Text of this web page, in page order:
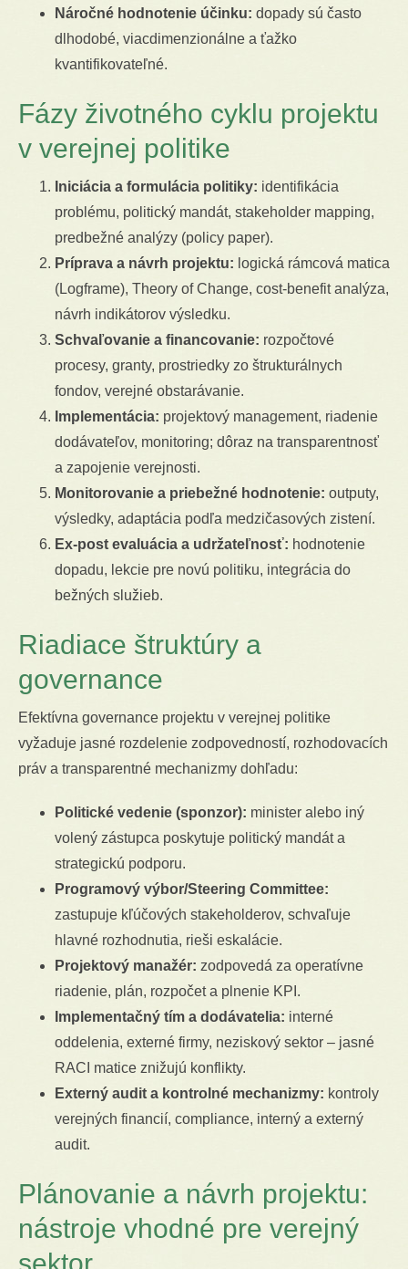
Náročné hodnotenie účinku: dopady sú často
dlhodobé, viacdimenzionálne a ťažko
kvantifikovateľné.
Fázy životného cyklu projektu
v verejnej politike
Iniciácia a formulácia politiky: identifikácia
problému, politický mandát, stakeholder mapping,
predbežné analýzy (policy paper).
Príprava a návrh projektu: logická rámcová matica
(Logframe), Theory of Change, cost-benefit analýza,
návrh indikátorov výsledku.
Schvaľovanie a financovanie: rozpočtové
procesy, granty, prostriedky zo štrukturálnych
fondov, verejné obstarávanie.
Implementácia: projektový management, riadenie
dodávateľov, monitoring; dôraz na transparentnosť
a zapojenie verejnosti.
Monitorovanie a priebežné hodnotenie: outputy,
výsledky, adaptácia podľa medzičasových zistení.
Ex-post evaluácia a udržateľnosť: hodnotenie
dopadu, lekcie pre novú politiku, integrácia do
bežných služieb.
Riadiace štruktúry a
governance
Efektívna governance projektu v verejnej politike
vyžaduje jasné rozdelenie zodpovedností, rozhodovacích
práv a transparentné mechanizmy dohľadu:
Politické vedenie (sponzor): minister alebo iný
volený zástupca poskytuje politický mandát a
strategickú podporu.
Programový výbor/Steering Committee:
zastupuje kľúčových stakeholderov, schvaľuje
hlavné rozhodnutia, rieši eskalácie.
Projektový manažér: zodpovedá za operatívne
riadenie, plán, rozpočet a plnenie KPI.
Implementačný tím a dodávatelia: interné
oddelenia, externé firmy, neziskový sektor – jasné
RACI matice znižujú konflikty.
Externý audit a kontrolné mechanizmy: kontroly
verejných financií, compliance, interný a externý
audit.
Plánovanie a návrh projektu:
nástroje vhodné pre verejný
sektor